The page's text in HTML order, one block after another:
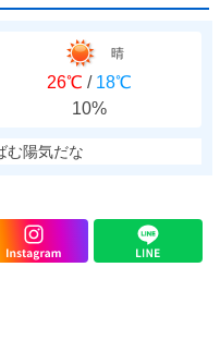
晴
26℃ / 18℃
10%
む陽気だな